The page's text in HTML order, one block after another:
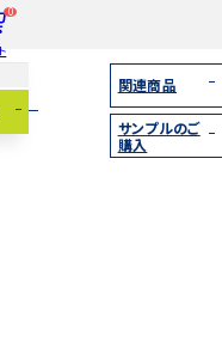
0
関連商品
サンプルのご
購入